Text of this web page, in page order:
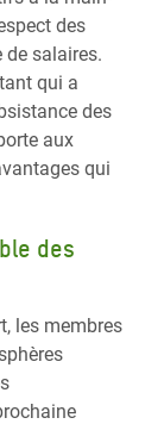
des
salaires.
qui a
des
aux
qui
des
les membres